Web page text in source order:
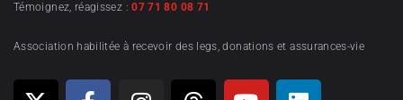
Témoignez, réagissez :07 71 80 08 71
Association habilitée à recevoir des legs, donations et assurances-vie